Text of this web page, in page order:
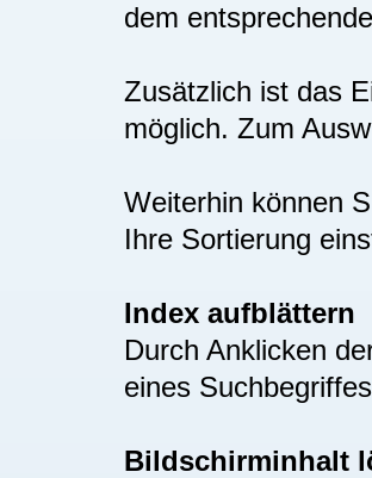
dem
Zusätzlich ist das
möglich. Zum
Weiterhin können
Ihre Sortierung
Index aufblättern
Durch Anklicken
eines
Bildschirminhalt